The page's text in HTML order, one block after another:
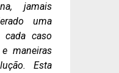
jamais
uma
cada caso
maneiras
Esta